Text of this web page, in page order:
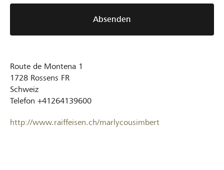
Absenden
Route de Montena 1
1728 Rossens FR
Schweiz
Telefon +41264139600
http://www.raiffeisen.ch/marlycousimbert